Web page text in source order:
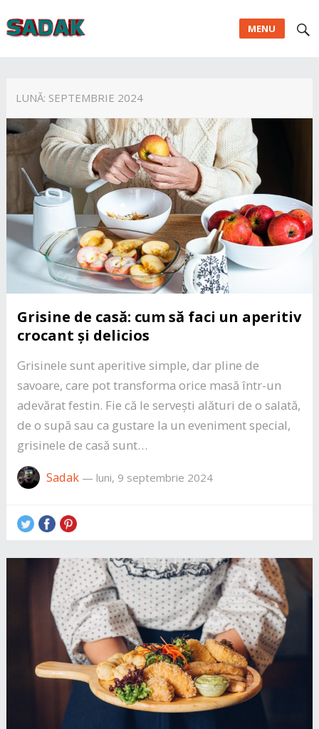
MENU
LUNĂ: SEPTEMBRIE 2024
Grisine de casă: cum să faci un aperitiv
crocant și delicios
Grisinele sunt aperitive simple, dar pline de
savoare, care pot transforma orice masă într-un
adevărat festin. Fie că le servești alături de o salată,
de o supă sau ca gustare la un eveniment special,
grisinele de casă sunt…
Sadak— luni, 9 septembrie 2024